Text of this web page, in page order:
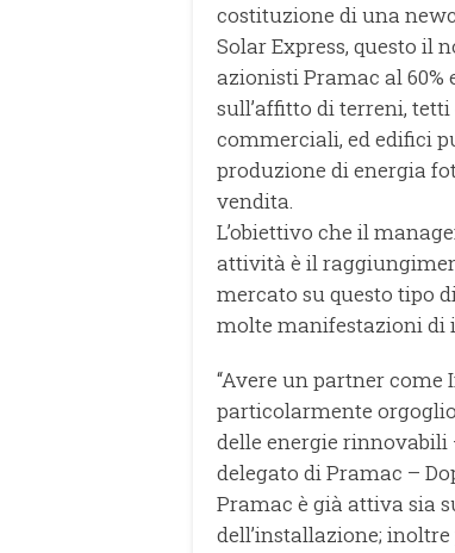
costituzione di una
Solar Express, questo il
azionisti Pramac al 60%
sull’affitto di terreni,
commerciali, ed edifici
produzione di energia
vendita.
L’obiettivo che il
attività è il
mercato su questo tipo
molte manifestazioni di
“Avere un partner come
particolarmente
delle energie
delegato di Pramac –
Pramac è già attiva sia
dell’installazione;